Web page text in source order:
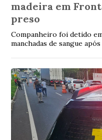
madeira em
preso
Companheiro foi detido
manchadas de sangue